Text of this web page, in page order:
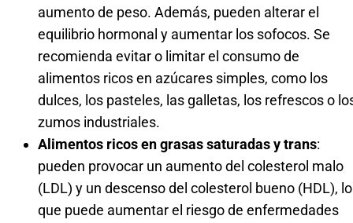
aumento de peso. Además, pueden alterar el
equilibrio hormonal y aumentar los sofocos. Se
recomienda evitar o limitar el consumo de
alimentos ricos en azúcares simples, como los
dulces, los pasteles, las galletas, los refrescos o
zumos industriales.
Alimentos ricos en grasas saturadas y trans:
pueden provocar un aumento del colesterol malo
(LDL) y un descenso del colesterol bueno (HDL), lo
que puede aumentar el riesgo de enfermedades